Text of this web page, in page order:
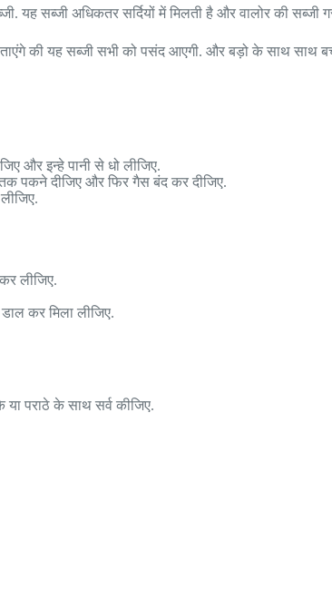
यह सब्जी अधिकतर सर्दियों में मिलती है और वालोर की सब्जी
की यह सब्जी सभी को पसंद आएगी. और बड़ो के साथ साथ
और इन्हे पानी से धो लीजिए.
पकने दीजिए और फिर गैस बंद कर दीजिए.
लीजिए.
कर मिला लीजिए.
पराठे के साथ सर्व कीजिए.